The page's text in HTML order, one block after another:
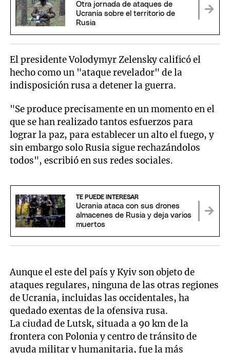
Otra jornada de ataques de
Ucrania sobre el territorio de
Rusia
El presidente Volodymyr Zelensky calificó el
hecho como un "ataque revelador" de la
indisposición rusa a detener la guerra.
"Se produce precisamente en un momento en el
que se han realizado tantos esfuerzos para
lograr la paz, para establecer un alto el fuego, y
sin embargo solo Rusia sigue rechazándolos
todos", escribió en sus redes sociales.
TE PUEDE INTERESAR
Ucrania ataca con sus drones
almacenes de Rusia y deja varios
muertos
Aunque el este del país y Kyiv son objeto de
ataques regulares, ninguna de las otras regiones
de Ucrania, incluidas las occidentales, ha
quedado exentas de la ofensiva rusa.
La ciudad de Lutsk, situada a 90 km de la
frontera con Polonia y centro de tránsito de
ayuda militar y humanitaria, fue la más